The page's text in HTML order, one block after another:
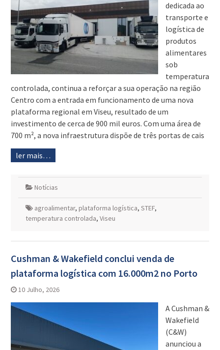
dedicada ao
transporte e
logística de
produtos
alimentares
sob
temperatura
controlada, continua a reforçar a sua operação na região
Centro com a entrada em funcionamento de uma nova
plataforma regional em Viseu, resultado de um
investimento de cerca de 900 mil euros. Com uma área de
700 m², a nova infraestrutura dispõe de três portas de cais
ler mais…
Notícias
agroalimentar, plataforma logística, STEF,
temperatura controlada, Viseu
Cushman & Wakefield conclui venda de
plataforma logística com 16.000m2 no Porto
10 Julho, 2026
A Cushman &
Wakefield
(C&W)
anunciou a